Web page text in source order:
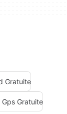
Gratuite
Gratuite